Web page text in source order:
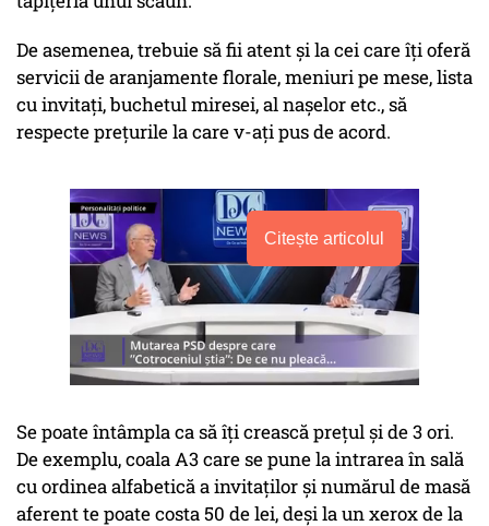
De asemenea, trebuie să fii atent și la cei care îți oferă
servicii de aranjamente florale, meniuri pe mese, lista
cu invitați, buchetul miresei, al nașelor etc., să
respecte prețurile la care v-ați pus de acord.
Citește articolul
Se poate întâmpla ca să îți crească prețul și de 3 ori.
De exemplu, coala A3 care se pune la intrarea în sală
cu ordinea alfabetică a invitaților și numărul de masă
aferent te poate costa 50 de lei, deși la un xerox de la